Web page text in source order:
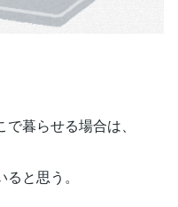
暮らせる場合は、
と思う。